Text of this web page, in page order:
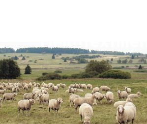
Ein deutsches Kuschelmärchen
Decken und Bettwaren aus
Heimtextilien